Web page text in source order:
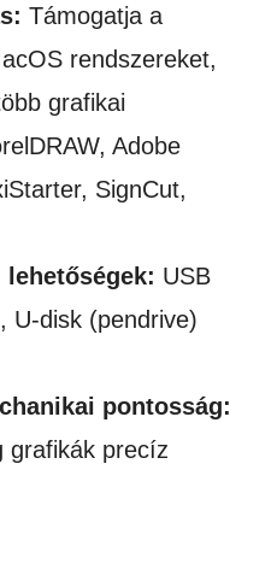
Támogatja a
rendszereket,
grafikai
Adobe
SignCut,
USB
U-disk (pendrive)
pontosság:
grafikák precíz